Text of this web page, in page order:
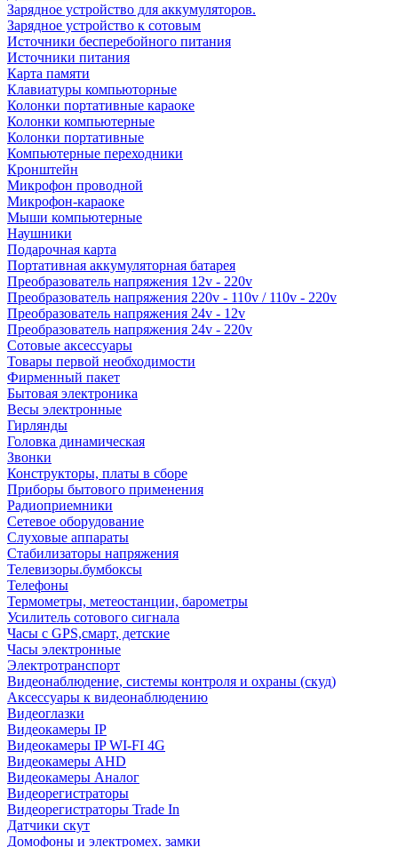
Зарядное устройство для аккумуляторов.
Зарядное устройство к сотовым
Источники бесперебойного питания
Источники питания
Карта памяти
Клавиатуры компьюторные
Колонки портативные караоке
Колонки компьютерные
Колонки портативные
Компьютерные переходники
Кронштейн
Микрофон проводной
Микрофон-караоке
Мыши компьютерные
Наушники
Подарочная карта
Портативная аккумуляторная батарея
Преобразователь напряжения 12v - 220v
Преобразователь напряжения 220v - 110v / 110v - 220v
Преобразователь напряжения 24v - 12v
Преобразователь напряжения 24v - 220v
Сотовые аксессуары
Товары первой необходимости
Фирменный пакет
Бытовая электроника
Весы электронные
Гирлянды
Головка динамическая
Звонки
Конструкторы, платы в сборе
Приборы бытового применения
Радиоприемники
Сетевое оборудование
Слуховые аппараты
Стабилизаторы напряжения
Телевизоры.бумбоксы
Телефоны
Термометры, метеостанции, барометры
Усилитель сотового сигнала
Часы с GPS,смарт, детские
Часы электронные
Электротранспорт
Видеонаблюдение, системы контроля и охраны (скуд)
Аксессуары к видеонаблюдению
Видеоглазки
Видеокамеры IP
Видеокамеры IP WI-FI 4G
Видеокамеры AHD
Видеокамеры Аналог
Видеорегистраторы
Видеорегистраторы Trade In
Датчики скут
Домофоны и электромех. замки